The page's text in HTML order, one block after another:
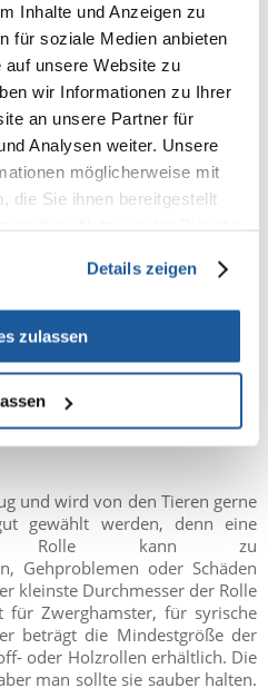
Inhalte und Anzeigen zu
für soziale Medien anbieten
unsere Website zu
wir Informationen zu Ihrer
an unsere Partner für
Analysen weiter. Unsere
möglicherweise mit
die Sie ihnen bereitgestellt
Details zeigen
zulassen
sein, ohne Splitter oder
vorzugsweise hölzerne
absorbiert und nicht zu stark
zu machen.. Denken Sie
graben, also sparen Sie
Höhe sollte 15 cm und
Hamsterstreu regelmäßig nach
Monate, und waschen und
Es wird empfohlen, die
sechs Monate zu waschen.
und wird von den Tieren gerne
gewählt werden, denn eine
Rolle kann zu
Gehproblemen oder Schäden
kleinste Durchmesser der Rolle
Zwerghamster, für syrische
beträgt die Mindestgröße der
oder Holzrollen erhältlich. Die
man sollte sie sauber halten.